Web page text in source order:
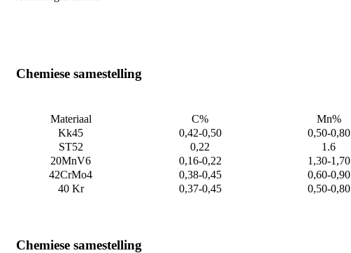
Chemiese samestelling
Materiaal C% Mn%
Kk45
0,42-0,50 0,50-0,80
ST52
0,22 1.6
20MnV6
0,16-0,22 1,30-1,70
42CrMo4
0,38-0,45 0,60-0,90
40 Kr
0,37-0,45 0,50-0,80
Chemiese samestelling